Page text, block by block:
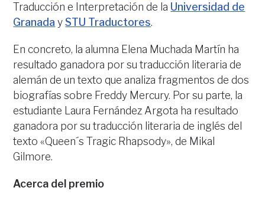
Traducción e Interpretación de la Universidad de
Granada ySTU Traductores.
En concreto, la alumna Elena Muchada Martín ha
resultado ganadora por su traducción literaria de
alemán de un texto que analiza fragmentos de dos
biografías sobre Freddy Mercury. Por su parte, la
estudiante Laura Fernández Argota ha resultado
ganadora por su traducción literaria de inglés del
texto «Queen´s Tragic Rhapsody», de Mikal
Gilmore.
Acerca del premio